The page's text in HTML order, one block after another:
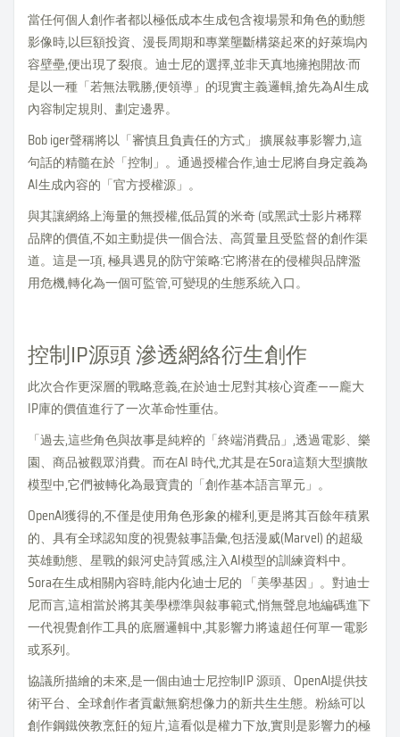
當任何個人創作者都以極低成本生成包含複場景和角色的動態
影像時,以巨額投資、漫長周期和專業壟斷構築起來的好萊塢內
容壁壘,便出現了裂痕。迪士尼的選擇,並非天真地擁抱開故·而
是以一種「若無法戰勝,便領導」的現實主義邏輯,搶先為AI生成
內容制定規則、劃定邊界。
Bob iger聲稱將以「審慎且負責任的方式」 擴展敍事影響力,這
句話的精髓在於「控制」。通過授權合作,迪士尼將自身定義為
AI生成內容的「官方授權源」。
與其讓網絡上海量的無授權,低品質的米奇 (或黑武士影片稀釋
品牌的價值,不如主動提供一個合法、高質量且受監督的創作渠
道。這是一項, 極具遇見的防守策略:它將潜在的侵權與品牌濫
用危機,轉化為一個可監管,可變現的生態系統入口。
控制IP源頭 滲透網絡衍生創作
此次合作更深層的戰略意義,在於迪士尼對其核心資產——龐大
IP庫的價值進行了一次革命性重估。
「過去,這些角色與故事是純粹的「終端消費品」,透過電影、樂
園、商品被觀眾消費。而在AI 時代,尤其是在Sora這類大型擴散
模型中,它們被轉化為最寶貴的「創作基本語言單元」。
OpenAl獲得的,不僅是使用角色形象的權利,更是將其百餘年積累
的、具有全球認知度的視覺敍事語彙,包括漫威(Marvel) 的超級
英雄動態、星戰的銀河史詩質感,注入AI模型的訓練資料中。
Sora在生成相關內容時,能内化迪士尼的 「美學基因」。對迪士
尼而言,這相當於將其美學標準與敍事範式,悄無聲息地編碼進下
一代視覺創作工具的底層邏輯中,其影響力將遠超任何單一電影
或系列。
協議所描繪的未來,是一個由迪士尼控制IP 源頭、OpenAl提供技
術平台、全球創作者貢獻無窮想像力的新共生生態。粉絲可以
創作鋼鐵俠教烹飪的短片,這看似是權力下放,實則是影響力的極